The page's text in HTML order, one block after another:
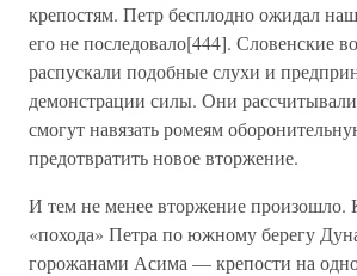
крепостям. Петр бесплодно ожидал
его не последовало[444]. Словенские
распускали подобные слухи и
демонстрации силы. Они
смогут навязать ромеям
предотвратить новое вторжение.
И тем не менее вторжение произошло.
«похода» Петра по южному берегу
горожанами Асима — крепости на